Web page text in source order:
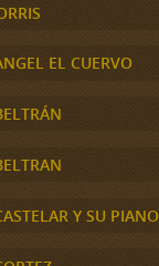
EL CUERVO
Y SU PIANO